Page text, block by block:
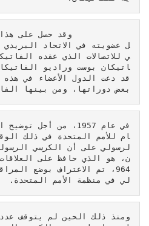
وقد حصل على هذا
ل عضويته في الاتحاد البريدي
ي للاتصالات الذي عقده
بعض دوراتها، ومن بينها
في عام 1957، من أجل
ام للأمم المتحدة في ذلك
لرسولي على أن الكرسي
964، تم الاعتراف بوضع
لي في منظمة الأمم المتحدة.
ومنذ ذلك الحين لم يتوقف